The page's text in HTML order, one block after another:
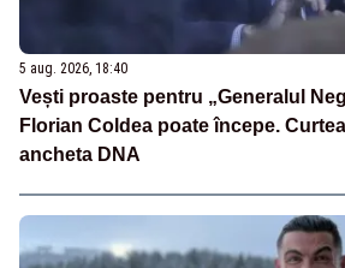
5 aug. 2026, 18:40
Vești proaste pentru „Generalul
Florian Coldea poate începe.
ancheta DNA